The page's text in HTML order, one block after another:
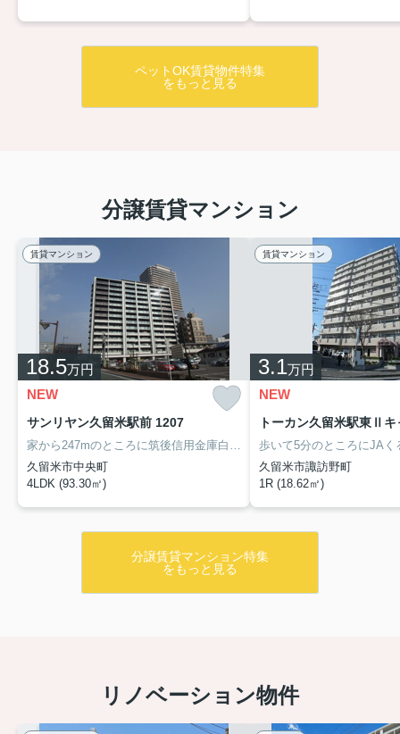
ペットOK賃貸物件特集
をもっと見る
分譲賃貸マンション
賃貸マンション
18.5万円
NEW
サンリヤン久留米駅前 1207
家から247mのところに筑後信用金庫白山町支店があります。室内設備は洗面化粧台・浴室乾燥機・食器洗乾燥機など充実した設備を備え付けています。知らない人が来た時でも玄関を開けずに顔を確認できるモニター付きインターホンが付いております。当社スタッフが地域の賃貸情報をご提供いたします。お客様のこだわりやご要望などございましたら、お気軽に当社へお問い合わせ下さい。
久留米市中央町
4LDK (93.30㎡)
賃貸マンション
3.1万円
NEW
久留米市諏訪野町
1R (18.62㎡)
分譲賃貸マンション特集
をもっと見る
リノベーション物件